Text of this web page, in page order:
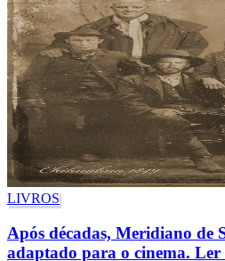
LIVROS
Após décadas, Meridiano de
adaptado para o cinema.